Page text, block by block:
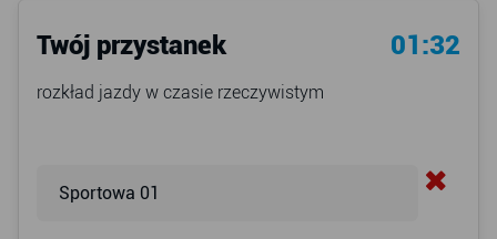
Twój przystanek 01:32
rozkład jazdy w czasie rzeczywistym